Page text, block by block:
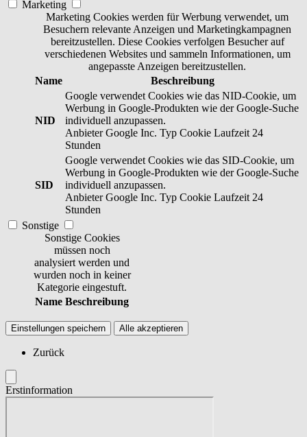
Marketing
Marketing Cookies werden für Werbung verwendet, um
Besuchern relevante Anzeigen und Marketingkampagnen
bereitzustellen. Diese Cookies verfolgen Besucher auf
verschiedenen Websites und sammeln Informationen, um
angepasste Anzeigen bereitzustellen.
Name
Beschreibung
NID
Google verwendet Cookies wie das NID-Cookie, um
Werbung in Google-Produkten wie der Google-Suche
individuell anzupassen.
Anbieter Google Inc. Typ Cookie Laufzeit 24
Stunden
SID
Google verwendet Cookies wie das SID-Cookie, um
Werbung in Google-Produkten wie der Google-Suche
individuell anzupassen.
Anbieter Google Inc. Typ Cookie Laufzeit 24
Stunden
Sonstige
Sonstige Cookies
müssen noch
analysiert werden und
wurden noch in keiner
Kategorie eingestuft.
Name Beschreibung
Einstellungen speichern Alle akzeptieren
Zurück
Erstinformation